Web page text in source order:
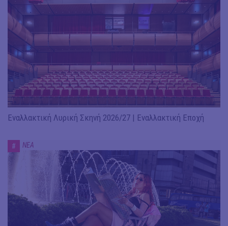
Εναλλακτική Λυρική Σκηνή 2026/27 | Εναλλακτική Εποχή
# ΝΕΑ